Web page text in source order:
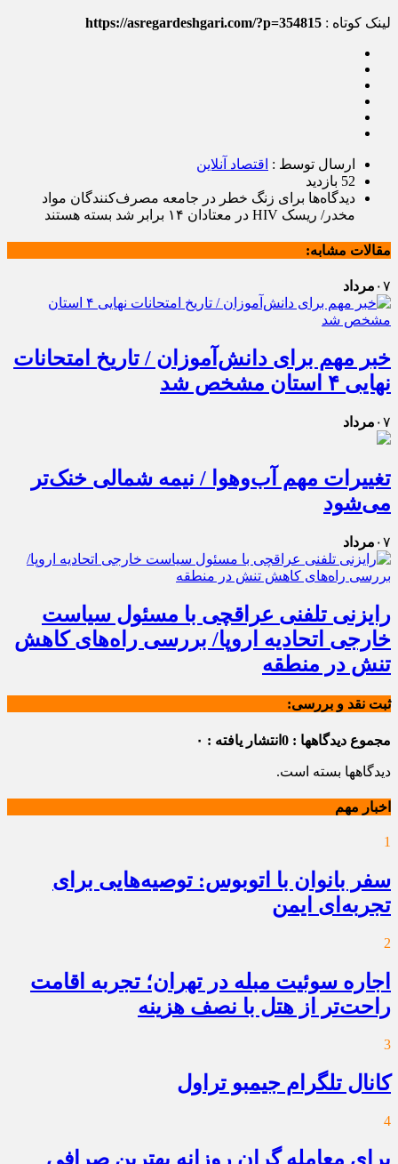
لینک کوتاه : https://asregardeshgari.com/?p=354815
ارسال توسط : اقتصاد آنلاین
52 بازدید
دیدگاه‌ها برای زنگ خطر در جامعه مصرف‌کنندگان مواد
مخدر/ ریسک HIV در معتادان ۱۴ برابر شد
بسته هستند
مقالات مشابه:
۰۷ مرداد
خبر مهم برای دانش‌آموزان / تاریخ امتحانات
نهایی ۴ استان مشخص شد
۰۷ مرداد
تغییرات مهم آب‌وهوا / نیمه شمالی خنک‌تر
می‌شود
۰۷ مرداد
رایزنی تلفنی عراقچی با مسئول سیاست
خارجی اتحادیه اروپا/ بررسی راه‌های کاهش
تنش در منطقه
ثبت نقد و بررسی:
مجموع دیدگاهها : 0 انتشار یافته : ۰
دیدگاهها بسته است.
اخبار مهم
1
سفر بانوان با اتوبوس: توصیه‌هایی برای
تجربه‌ای ایمن
2
اجاره سوئیت مبله در تهران؛ تجربه اقامت
راحت‌تر از هتل با نصف هزینه
3
کانال تلگرام جیمبو تراول
4
برای معامله گران روزانه بهترین صرافی